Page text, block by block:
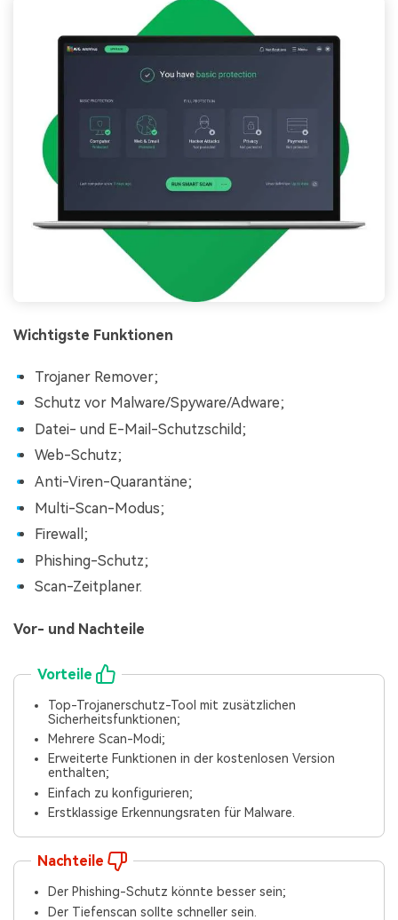
Wichtigste Funktionen
Trojaner Remover;
Schutz vor Malware/Spyware/Adware;
Datei- und E-Mail-Schutzschild;
Web-Schutz;
Anti-Viren-Quarantäne;
Multi-Scan-Modus;
Firewall;
Phishing-Schutz;
Scan-Zeitplaner.
Vor- und Nachteile
Vorteile
Top-Trojanerschutz-Tool mit zusätzlichen
Sicherheitsfunktionen;
Mehrere Scan-Modi;
Erweiterte Funktionen in der kostenlosen Version
enthalten;
Einfach zu konfigurieren;
Erstklassige Erkennungsraten für Malware.
Nachteile
Der Phishing-Schutz könnte besser sein;
Der Tiefenscan sollte schneller sein.